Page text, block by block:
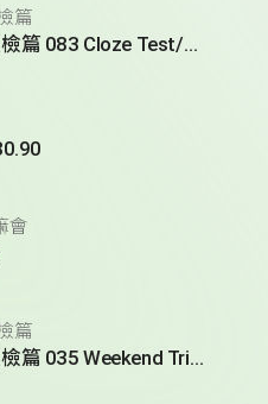
篇
超級英語通-英檢篇 083 Cloze Test/段落填空-13
會
篇
超級英語通-英檢篇 035 Weekend Trip- 週末旅遊